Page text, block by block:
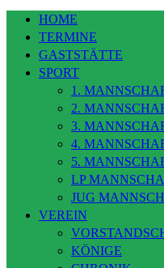
HOME
TERMINE
GASTSTÄTTE
SPORT
1.
2.
3.
4.
5.
LP
JUG
VEREIN
KÖNIGE